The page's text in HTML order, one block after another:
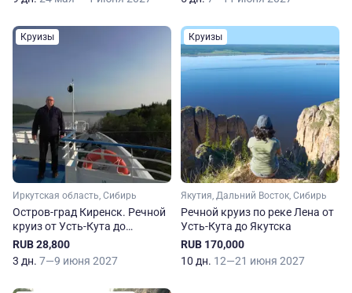
Круизы
Иркутская область, Сибирь
Остров-град Киренск. Речной
круиз от Усть-Кута до
Киренска
RUB 28,800
3 дн. 7—9 июня 2027
Круизы
Якутия, Дальний Восток, Сибирь
Речной круиз по реке Лена от
Усть-Кута до Якутска
RUB 170,000
10 дн. 12—21 июня 2027